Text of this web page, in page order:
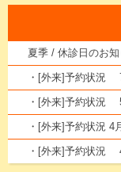
夏季 / 休診日のお
・[外来]予約状況
・[外来]予約状況
・[外来]予約状況
・[外来]予約状況